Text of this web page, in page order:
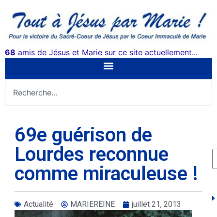
68 amis de Jésus et Marie sur ce site actuellement...
69e guérison de
Lourdes reconnue
comme miraculeuse !
Actualité MARIEREINE juillet 21, 2013